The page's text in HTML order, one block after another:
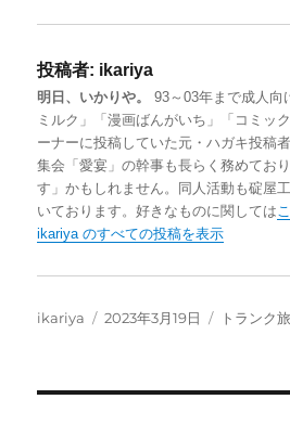
t
o
d
o
n
k
y
n
a
b
o
o
投稿者: ikariya
明日、いかりや。
93～03年まで成人向
ミルク」「漫画ばんがいち」「コミッ
ーナーに投稿していた元・ハガキ投稿
集会「愛宴」の幹事も長らく務めてお
す」かもしれません。同人活動も碇屋
いております。好きなものに関しては
ikariya のすべての投稿を表示
投
ikariya
投
2023年3月19日
カ
トランク旅